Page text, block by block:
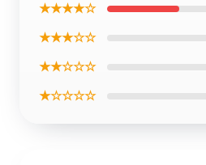
★★★★☆
★★★☆☆
★★☆☆☆
★☆☆☆☆